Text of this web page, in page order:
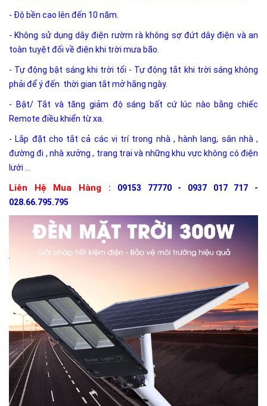
- Độ bền cao lên đến 10 năm.
- Không sử dụng dây điện rườm rà không sợ đứt dây điện và an
toàn tuyệt đối về điện khi trời mưa bão.
- Tự động bật sáng khi trời tối - Tự động tắt khi trời sáng không
phải để ý đến thời gian tắt mở hằng ngày.
- Bật/ Tắt và tăng giảm độ sáng bất cứ lúc nào bằng chiếc
Remote điều khiển từ xa.
- Lắp đặt cho tắt cả các vị trí trong nhà , hành lang, sân nhà ,
đường đi , nhà xưởng , trang trại và những khu vực không có điện
lưới ...
Liên Hệ Mua Hàng :
09153 77770 - 0937 017 717 -
028.66.795.795